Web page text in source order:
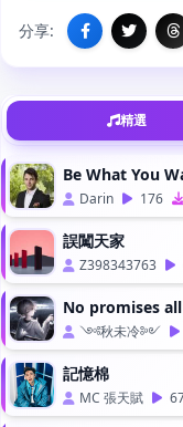
分享:
精選
Be What You
Darin 176
誤闖天家
Z398343763
No promises all
༺秋未冷༻
記憶棉
MC 張天賦